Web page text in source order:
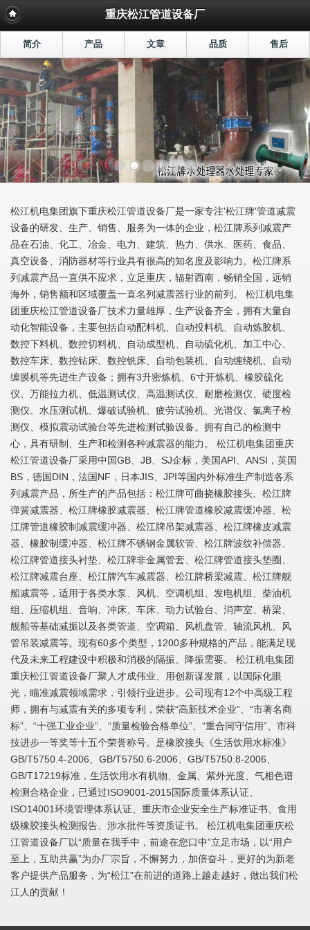
重庆松江管道设备厂
简介 产品 文章 品质 售后
松江机电集团旗下重庆松江管道设备厂是一家专注'松江牌'管道减震
设备的研发、生产、销售、服务为一体的企业，松江牌系列减震产
品在石油、化工、冶金、电力、建筑、热力、供水、医药、食品、
真空设备、消防器材等行业具有很高的知名度及影响力。松江牌系
列减震产品一直供不应求，立足重庆，辐射西南，畅销全国，远销
海外，销售额和区域覆盖一直名列减震器行业的前列。 松江机电集
团重庆松江管道设备厂技术力量雄厚，生产设备齐全，拥有大量自
动化智能设备，主要包括自动配料机、自动投料机、自动炼胶机、
数控下料机、数控切料机、自动成型机、自动硫化机、加工中心、
数控车床、数控钻床、数控铣床、自动包装机、自动缠绕机、自动
缠膜机等先进生产设备；拥有3升密炼机、6寸开炼机、橡胶硫化
仪、万能拉力机、低温测试仪、高温测试仪、耐磨检测仪、硬度检
测仪、水压测试机、爆破试验机、疲劳试验机、光谱仪、氯离子检
测仪、模拟震动试验台等先进检测试验设备。拥有自己的检测中
心，具有研制、生产和检测各种减震器的能力。 松江机电集团重庆
松江管道设备厂采用中国GB、JB、SJ企标，美国API、ANSI，英国
BS，德国DIN，法国NF，日本JIS、JPI等国内外标准生产制造各系
列减震产品，所生产的产品包括：松江牌可曲挠橡胶接头、松江牌
弹簧减震器、松江牌橡胶减震器、松江牌管道橡胶减震缓冲器、松
江牌管道橡胶制减震缓冲器、松江牌吊架减震器、松江牌橡皮减震
器、橡胶制缓冲器、松江牌不锈钢金属软管、松江牌波纹补偿器、
松江牌管道接头衬垫、松江牌非金属管套、松江牌管道接头垫圈、
松江牌减震台座、松江牌汽车减震器、松江牌桥梁减震、松江牌舰
船减震等，适用于各类水泵、风机、空调机组、发电机组、柴油机
组、压缩机组、音响、冲床、车床、动力试验台、消声室、桥梁、
舰船等基础减振以及各类管道、空调箱、风机盘管、轴流风机、风
管吊装减震等。现有60多个类型，1200多种规格的产品，能满足现
代及未来工程建设中积极和消极的隔振、降振需要。 松江机电集团
重庆松江管道设备厂聚人才成伟业、用创新谋发展，以国际化眼
光，瞄准减震领域需求，引领行业进步。公司现有12个中高级工程
师，拥有与减震有关的多项专利，荣获“高新技术企业”、“市著名商
标”、“十强工业企业”、“质量检验合格单位”、“重合同守信用”、市科
技进步一等奖等十五个荣誉称号。是橡胶接头《生活饮用水标准》
GB/T5750.4-2006、GB/T5750.6-2006、GB/T5750.8-2006、
GB/T17219标准，生活饮用水有机物、金属、紫外光度、气相色谱
检测合格企业，已通过ISO9001-2015国际质量体系认证、
ISO14001环境管理体系认证、重庆市企业安全生产标准证书、食用
级橡胶接头检测报告、涉水批件等资质证书。 松江机电集团重庆松
江管道设备厂以“质量在我手中，前途在您口中”立足市场，以“用户
至上，互助共赢”为办厂宗旨，不懈努力，加倍奋斗，更好的为新老
客户提供产品服务，为“松江”在前进的道路上越走越好，做出我们松
江人的贡献！